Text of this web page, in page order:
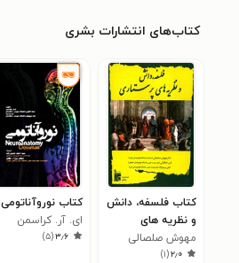
کتاب‌های انتشارات بشری
کتاب فلسفه، دانش
و نظریه های
پرستاری
مهوش صلصالی
۲٫۰(۱)
کتاب نوروآناتومی
ای. آر. کراسمن
۳٫۶(۵)